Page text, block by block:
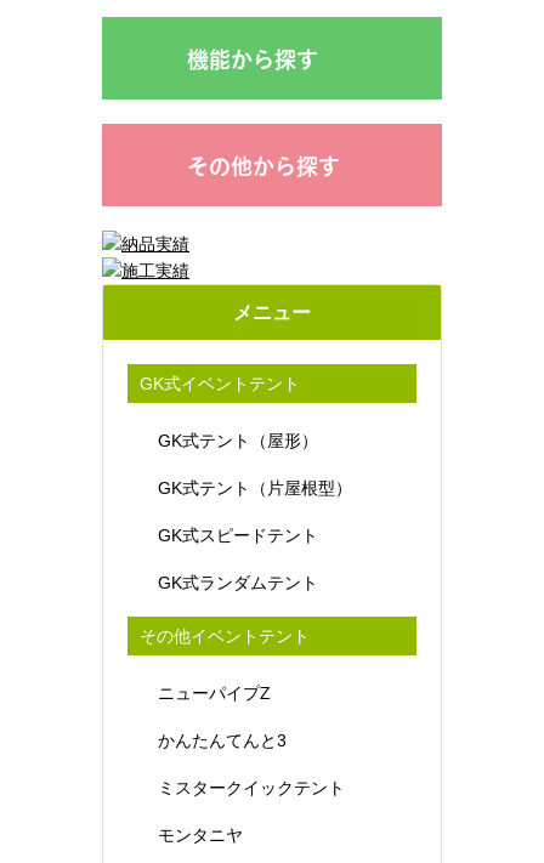
機能から探す
その他から探す
メニュー
GK式イベントテント
GK式テント（屋形）
GK式テント（片屋根型）
GK式スピードテント
GK式ランダムテント
その他イベントテント
ニューパイプZ
かんたんてんと3
ミスタークイックテント
モンタニヤ